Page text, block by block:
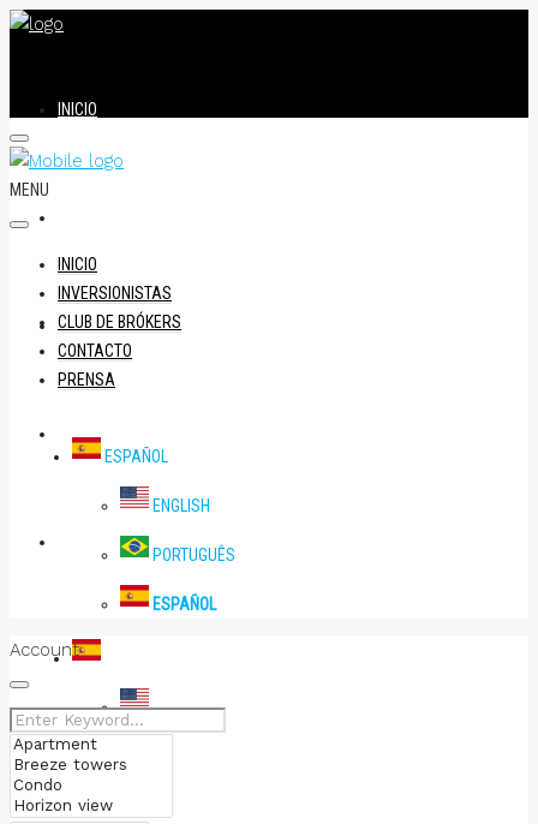
INICIO
CLUB DE BRÓKERS
CONTACTO
ENGLISH
MENU
INICIO
INVERSIONISTAS
CLUB DE BRÓKERS
CONTACTO
PRENSA
ESPAÑOL
ENGLISH
PORTUGUÊS
ESPAÑOL
Account